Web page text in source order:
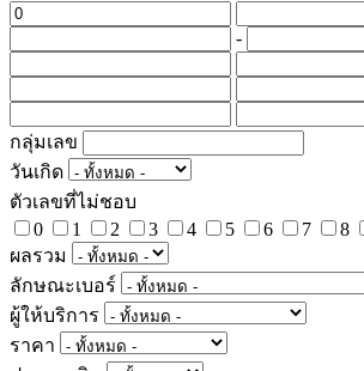
-
กลุ่มเลข
วันเกิด
ตัวเลขที่ไม่ชอบ
0
1 2 3 4 5 6 7 8
ผลรวม
ลักษณะเบอร์
ผู้ให้บริการ
ราคา